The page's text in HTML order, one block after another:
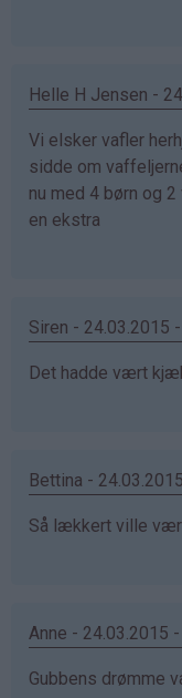
Helle H Jensen -
Vi elsker vafler
sidde om
nu med 4 børn og
en ekstra
Siren - 24.03.2015
Det hadde vært
Bettina -
Så lækkert ville
Anne - 24.03.2015 -
Gubbens drømme